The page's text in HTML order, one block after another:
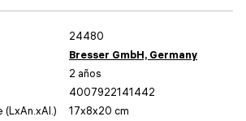
24480
Bresser GmbH, Germany
2 años
4007922141442
(LxAn.xAl.)
17x8x20 cm